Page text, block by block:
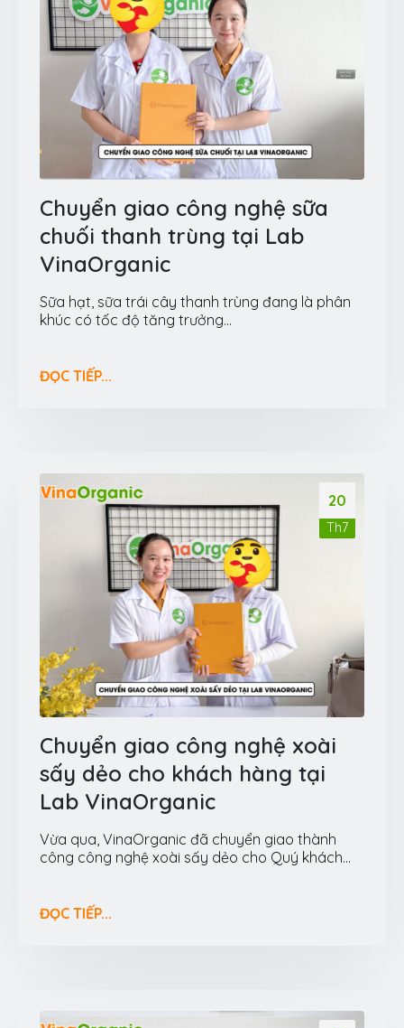
Chuyển giao công nghệ sữa
chuối thanh trùng tại Lab
VinaOrganic
Sữa hạt, sữa trái cây thanh trùng đang là phân
khúc có tốc độ tăng trưởng...
ĐỌC TIẾP...
20
Th7
Chuyển giao công nghệ xoài
sấy dẻo cho khách hàng tại
Lab VinaOrganic
Vừa qua, VinaOrganic đã chuyển giao thành
công công nghệ xoài sấy dẻo cho Quý khách...
ĐỌC TIẾP...